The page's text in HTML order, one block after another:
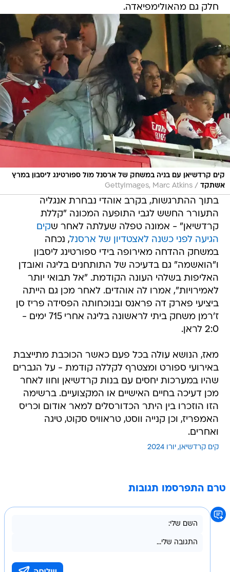
חלק גם מהאולימפיאדה.
קים קרדשיאן עם בניה במשחק של ארסנל מול ספורטינג ליסבון במרץ
אשתקד /
GettyImages, Marc Atkins
בתוך ההתרגשות, בקרב אוהדי נבחרת אנגליה
התעורר החשש לגבי התופעה המכונה "קללת
קרדשיאן" - אמונה טפלה שעלתה לאחר שקים
הגיעה לפני כשנה לאצטדיון של ארסנל, נכחה
במשחק ההדחה מאירופה בידי ספורטינג ליסבון
ו"הואשמה" גם בדעיכה של התותחנים בליגה ואובדן
האליפות בשלהי העונה הקודמת. "אל תבואי יותר
לאמירויות", אמרו לה אוהדים. לאחר מכן גם הייתה
ביציעי פארק דה פראנס ובנוכחותה הפסידה פריז סן
ז'רמן משחק ביתי לראשונה בליגה אחרי 715 ימים -
2:0 לראן.
מאז, הנושא עולה בכל פעם כאשר הכוכבת מתייצבת
באירועי ספורט ומצטרף לקללה קודמת - על הגברים
שהיו במערכות יחסים עם בנות קרדשיאן וחוו לאחר
מכן דעיכה בחיים האישיים או המקצועיים. ברשימה
הזו הוזכרו בין היתר הכדורסלים למאר אודום וכריס
האמפריז, וכן קנייה ווסט, טראוויס סקוט, טיגה
ואחרים.
קים קרדשיאן יורו 2024
טרם התפרסמו תגובות